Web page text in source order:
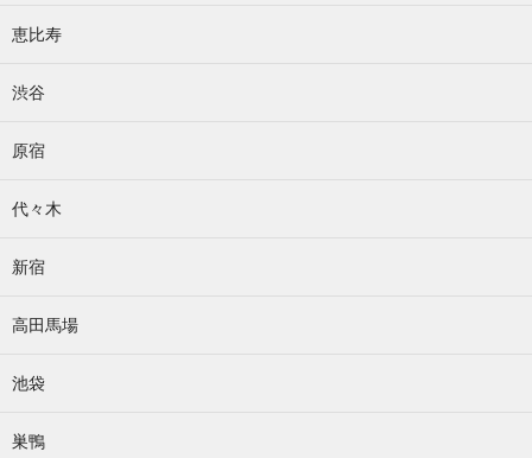
恵比寿
渋谷
原宿
代々木
新宿
高田馬場
池袋
巣鴨